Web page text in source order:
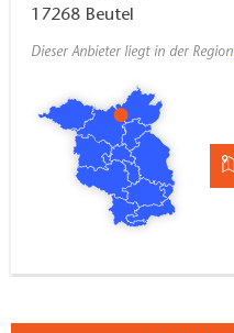
17268 Beutel
Dieser Anbieter liegt in der Region